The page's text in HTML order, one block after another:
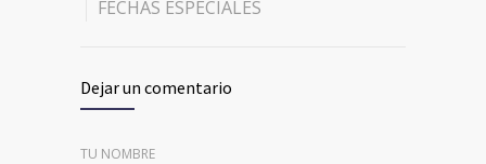
FECHAS ESPECIALES
Dejar un comentario
TU NOMBRE